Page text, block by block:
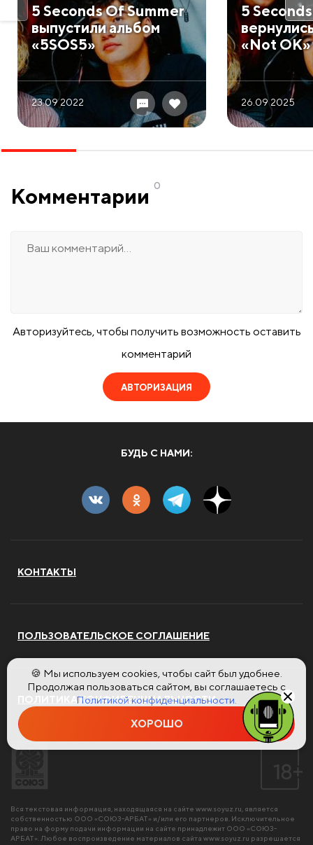
5 Seconds Of Summer
выпустили альбом
«5SOS5»
23.09 2022
5
«Not OK»
26.09 2025
Комментарии 0
Авторизуйтесь, чтобы получить возможность оставить
комментарий
АВТОРИЗАЦИЯ
БУДЬ С НАМИ:
КОНТАКТЫ
ПОЛЬЗОВАТЕЛЬСКОЕ СОГЛАШЕНИЕ
ПОЛИТИКА КОНФИДЕНЦИАЛЬНОСТИ
Вся текстовая информация, находящаяся на сайте www.soyuz.ru, является
собственностью ООО «СОЮЗ-АРБАТ» и/или его партнеров. Исключительное
право на форму подачи информации на сайте принадлежит ООО «СОЮЗ-
АРБАТ». Любое воспроизведение материалов сайта www.soyuz.ru разрешается
🍪 Мы используем cookies, чтобы сайт был удобнее.
Продолжая пользоваться сайтом, вы соглашаетесь с
Политикой конфиденциальности.
ХОРОШО